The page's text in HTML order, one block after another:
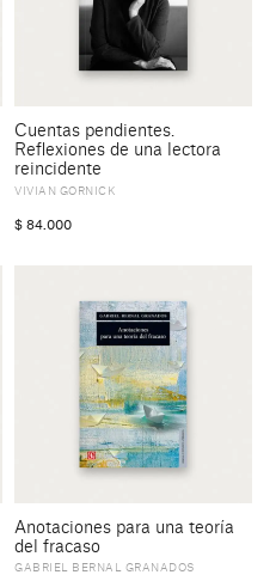
Cuentas pendientes.
Reflexiones de una lectora
reincidente
VIVIAN GORNICK
$ 84.000
Anotaciones para una teoría
del fracaso
GABRIEL BERNAL GRANADOS